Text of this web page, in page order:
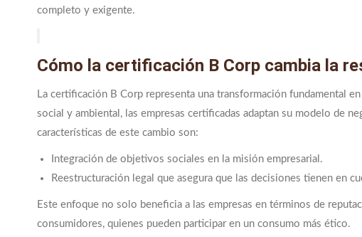
completo y exigente.
Cómo la certificación B Corp cambia la
La certificación B Corp representa una transformación fundamental
social y ambiental, las empresas certificadas adaptan su modelo de
características de este cambio son:
Integración de objetivos sociales en la misión empresarial.
Reestructuración legal que asegura que las decisiones tienen en
Este enfoque no solo beneficia a las empresas en términos de
consumidores, quienes pueden participar en un consumo más ético.